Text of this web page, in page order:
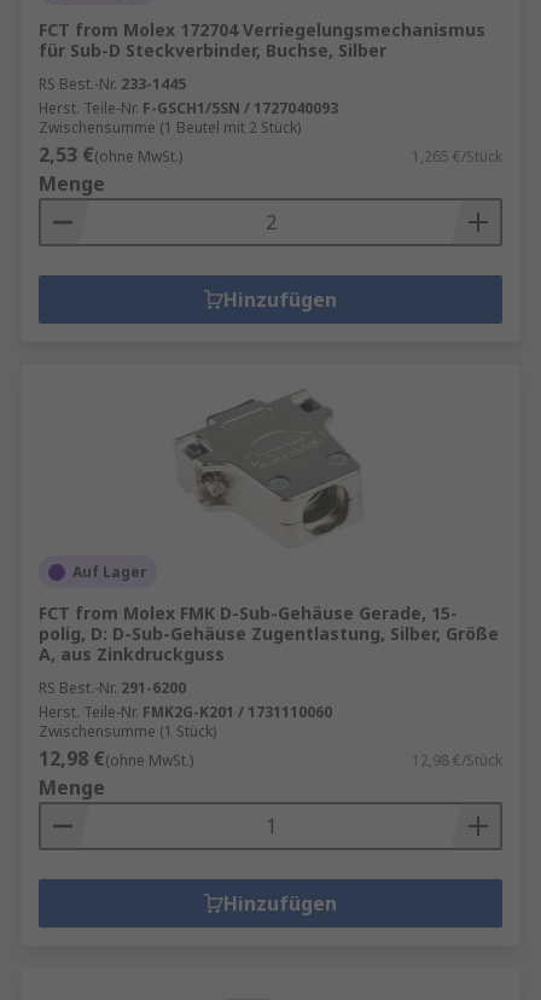
FCT from Molex 172704 Verriegelungsmechanismus
für Sub-D Steckverbinder, Buchse, Silber
RS Best.-Nr. 233-1445
Herst. Teile-Nr. F-GSCH1/5SN / 1727040093
Zwischensumme (1 Beutel mit 2 Stück)
2,53 €(ohne MwSt.) 1,265 €/Stück
Menge
Hinzufügen
Auf Lager
FCT from Molex FMK D-Sub-Gehäuse Gerade, 15-
polig, D: D-Sub-Gehäuse Zugentlastung, Silber, Größe
A, aus Zinkdruckguss
RS Best.-Nr. 291-6200
Herst. Teile-Nr. FMK2G-K201 / 1731110060
Zwischensumme (1 Stück)
12,98 €(ohne MwSt.) 12,98 €/Stück
Menge
Hinzufügen